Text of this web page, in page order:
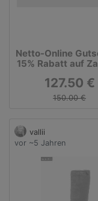
Netto-Online
15% Rabatt auf
127.50 €
150.00 €
vallii
vor ~5 Jahren